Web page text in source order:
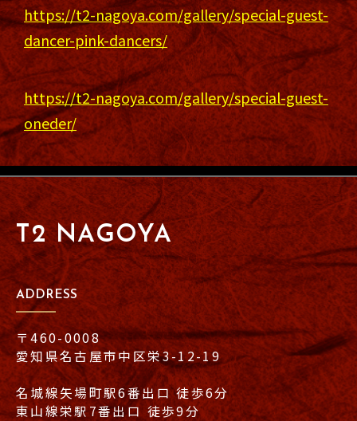
https://t2-nagoya.com/gallery/special-guest-
dancer-pink-dancers/
https://t2-nagoya.com/gallery/special-guest-
oneder/
T2 NAGOYA
ADDRESS
〒460-0008
愛知県名古屋市中区栄3-12-19
名城線矢場町駅6番出口 徒歩6分
東山線栄駅7番出口 徒歩9分